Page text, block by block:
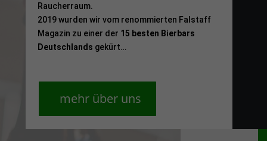
Raucherraum.
2019 wurden wir vom renommierten Falstaff
Magazin zu einer der 15 besten Bierbars
Deutschlands gekürt…
mehr über uns